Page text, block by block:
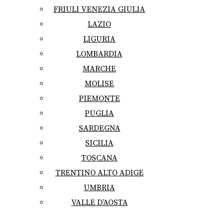
FRIULI VENEZIA GIULIA
LAZIO
LIGURIA
LOMBARDIA
MARCHE
MOLISE
PIEMONTE
PUGLIA
SARDEGNA
SICILIA
TOSCANA
TRENTINO ALTO ADIGE
UMBRIA
VALLE D’AOSTA